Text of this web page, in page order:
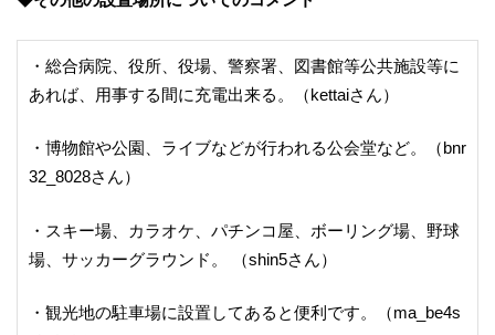
・総合病院、役所、役場、警察署、図書館等公共施設等に
あれば、用事する間に充電出来る。（kettaiさん）
・博物館や公園、ライブなどが行われる公会堂など。（bnr
32_8028さん）
・スキー場、カラオケ、パチンコ屋、ボーリング場、野球
場、サッカーグラウンド。 （shin5さん）
・観光地の駐車場に設置してあると便利です。（ma_be4s